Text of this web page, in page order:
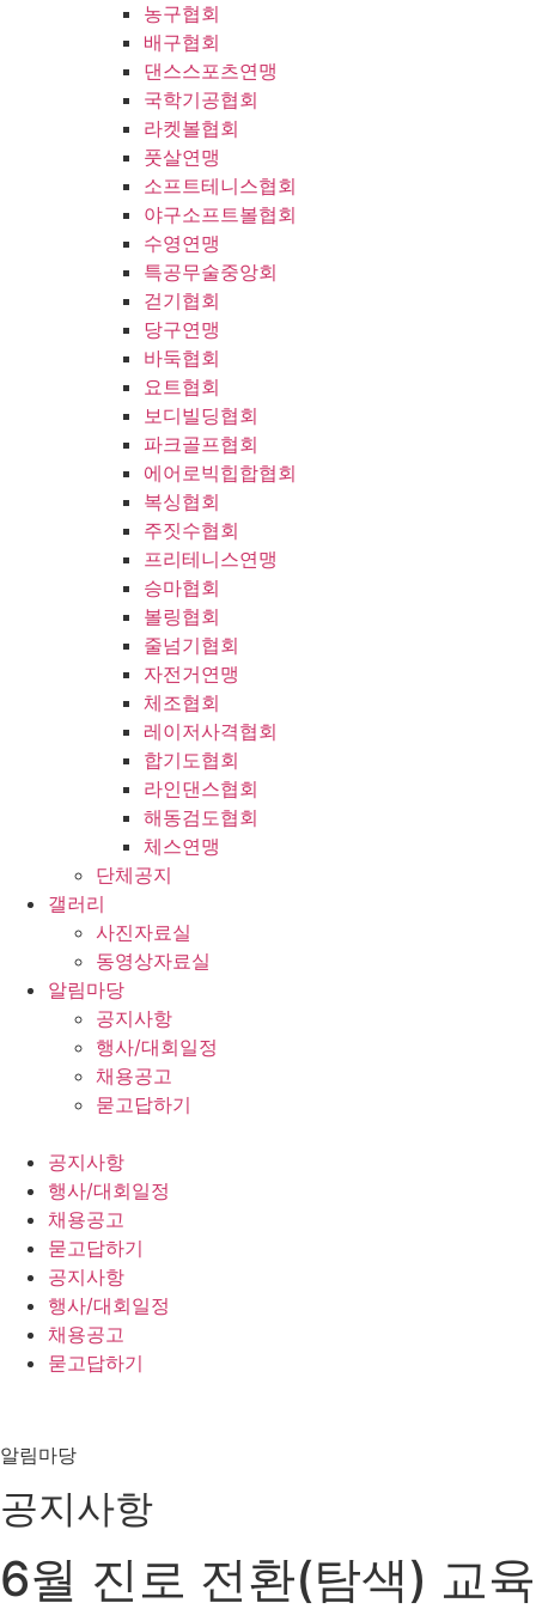
농구협회
배구협회
댄스스포츠연맹
국학기공협회
라켓볼협회
풋살연맹
소프트테니스협회
야구소프트볼협회
수영연맹
특공무술중앙회
걷기협회
당구연맹
바둑협회
요트협회
보디빌딩협회
파크골프협회
에어로빅힙합협회
복싱협회
주짓수협회
프리테니스연맹
승마협회
볼링협회
줄넘기협회
자전거연맹
체조협회
레이저사격협회
합기도협회
라인댄스협회
해동검도협회
체스연맹
단체공지
갤러리
사진자료실
동영상자료실
알림마당
공지사항
행사/대회일정
채용공고
묻고답하기
공지사항
행사/대회일정
채용공고
묻고답하기
공지사항
행사/대회일정
채용공고
묻고답하기
알림마당
공지사항
6월 진로 전환(탐색) 교육